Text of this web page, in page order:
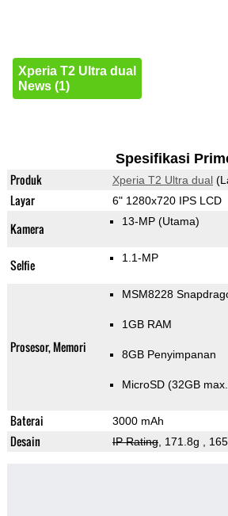
Xperia T2 Ultra dual
News (1)
Spesifikasi
Produk Xperia T2 Ultra dual
Layar 6" 1280x720 IPS LCD
Kamera 13-MP (Utama)
Selfie 1.1-MP
Prosesor, Memori
MSM8228
1GB RAM
8GB Penyimpanan
MicroSD (32GB
Baterai 3000 mAh
Desain IP Rating, 171.8g ,